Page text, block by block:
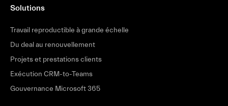
Solutions
Travail reproductible à grande échelle
Du deal au renouvellement
Projets et prestations clients
Exécution CRM-to-Teams
Gouvernance Microsoft 365